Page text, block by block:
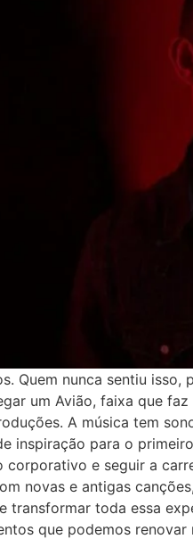
Quem nunca sentiu
um Avião, faixa que
A música tem
inspiração para o
e seguir a
novas e antigas
toda essa
que podemos